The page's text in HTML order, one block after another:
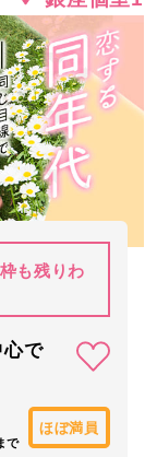
も残りわ
心で
で
ほぼ満員